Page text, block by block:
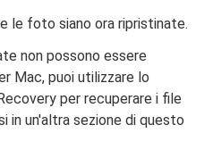
le foto siano ora ripristinate.
non possono essere
Mac, puoi utilizzare lo
per recuperare i file
in un'altra sezione di questo